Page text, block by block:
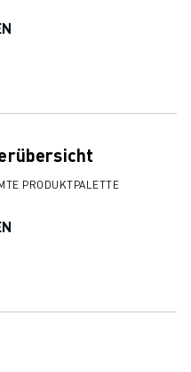
PRODUKTPALETTE